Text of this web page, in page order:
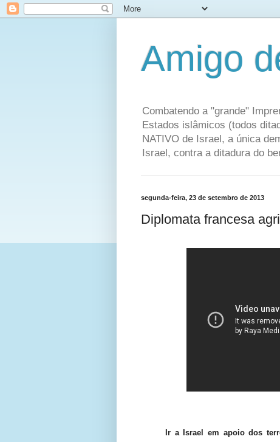
Amigo
Combatendo a "grande"
Estados islâmicos (todos
NATIVO de Israel, a única
Israel, contra a ditadura do
segunda-feira, 23 de setembro de 2013
Diplomata francesa
Ir a Israel em apoio dos